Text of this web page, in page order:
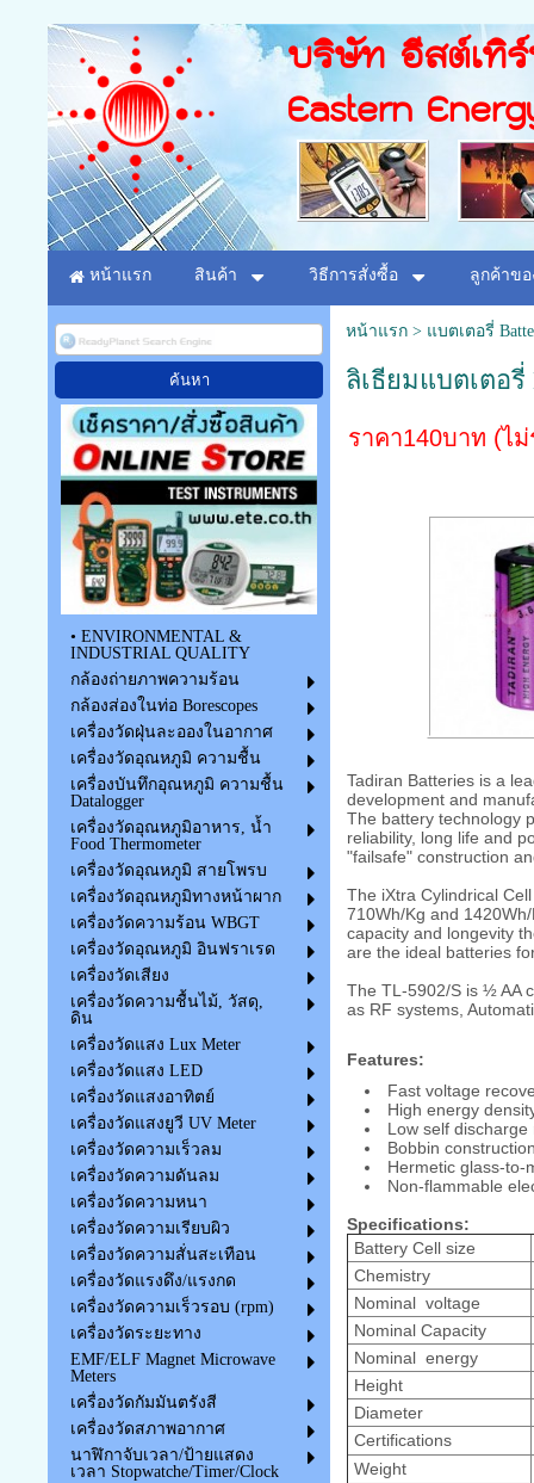
บริษัท อีสต์เทิ
Eastern
หน้าแรก สินค้า วิธีการสั่งซื้อ ลูกค้าขอ
• ENVIRONMENTAL &
INDUSTRIAL QUALITY
กล้องถ่ายภาพความร้อน
กล้องส่องในท่อ Borescopes
เครื่องวัดฝุ่นละอองในอากาศ
เครื่องวัดอุณหภูมิ ความชื้น
เครื่องบันทึกอุณหภูมิ ความชื้น
Datalogger
เครื่องวัดอุณหภูมิอาหาร, น้ำ
Food Thermometer
เครื่องวัดอุณหภูมิ สายโพรบ
เครื่องวัดอุณหภูมิทางหน้าผาก
เครื่องวัดความร้อน WBGT
เครื่องวัดอุณหภูมิ อินฟราเรด
เครื่องวัดเสียง
เครื่องวัดความชื้นไม้, วัสดุ,
ดิน
เครื่องวัดแสง Lux Meter
เครื่องวัดแสง LED
เครื่องวัดแสงอาทิตย์
เครื่องวัดแสงยูวี UV Meter
เครื่องวัดความเร็วลม
เครื่องวัดความดันลม
เครื่องวัดความหนา
เครื่องวัดความเรียบผิว
เครื่องวัดความสั่นสะเทือน
เครื่องวัดแรงดึง/แรงกด
เครื่องวัดความเร็วรอบ (rpm)
เครื่องวัดระยะทาง
EMF/ELF Magnet Microwave
Meters
เครื่องวัดกัมมันตรังสี
เครื่องวัดสภาพอากาศ
นาฬิกาจับเวลา/ป้ายแสดง
เวลา Stopwatche/Timer/Clock
หน้าแรก> แบตเตอรี่
ลิเธียมแบตเตอรี่
ราคา140บาท (ไ
Tadiran Batteries is a
development and
The battery technology
reliability, long life and
"failsafe" construction
The iXtra Cylindrical
710Wh/Kg and
capacity and longevity
are the ideal batteries
The TL-5902/S is ½ AA
as RF systems,
Features:
Fast voltage
High energy
Low self discharge
Bobbin
Hermetic glass-to-
Non-flammable
Specifications:
Battery Cell size
Chemistry
Nominal voltage
Nominal Capacity
Nominal energy
Height
Diameter
Certifications
Weight